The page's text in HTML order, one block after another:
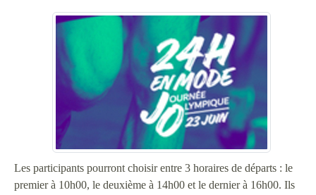
Les participants pourront choisir entre 3 horaires de départs : le
premier à 10h00, le deuxième à 14h00 et le dernier à 16h00. Ils